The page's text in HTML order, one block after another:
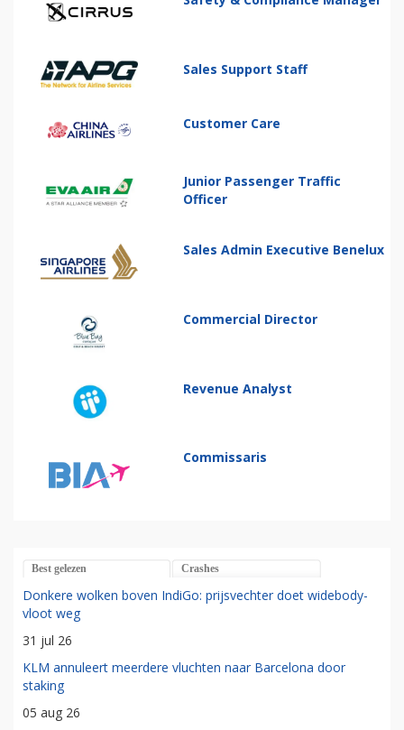
Sales Support Staff
Customer Care
Junior Passenger Traffic
Officer
Sales Admin Executive Benelux
Commercial Director
Revenue Analyst
Commissaris
Best gelezen Crashes
Donkere wolken boven IndiGo: prijsvechter doet widebody-
vloot weg
31 jul 26
KLM annuleert meerdere vluchten naar Barcelona door
staking
05 aug 26